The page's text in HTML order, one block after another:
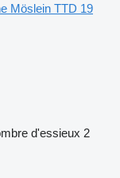
Möslein TTD 19
d'essieux 2